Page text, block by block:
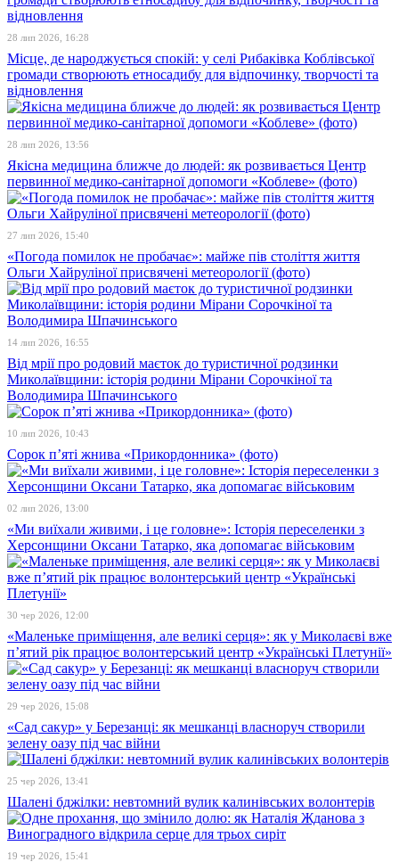
28 лип 2026, 16:28
Місце, де народжується спокій: у селі Рибаківка Коблівської
громади створюють етносадибу для відпочинку, творчості та
відновлення
28 лип 2026, 13:56
Якісна медицина ближче до людей: як розвивається Центр
первинної медико-санітарної допомоги «Коблеве» (фото)
27 лип 2026, 15:40
«Погода помилок не пробачає»: майже пів століття життя
Ольги Хайруліної присвячені метеорології (фото)
14 лип 2026, 16:55
Від мрії про родовий маєток до туристичної родзинки
Миколаївщини: історія родини Мірани Сорочкіної та
Володимира Шпачинського
10 лип 2026, 10:43
Сорок п’яті жнива «Прикордонника» (фото)
02 лип 2026, 13:00
«Ми виїхали живими, і це головне»: Історія переселенки з
Херсонщини Оксани Татарко, яка допомагає військовим
30 чер 2026, 12:00
«Маленьке приміщення, але великі серця»: як у Миколаєві вже
п’ятий рік працює волонтерський центр «Українські Плетунії»
29 чер 2026, 15:08
«Сад сакур» у Березанці: як мешканці власноруч створили
зелену оазу під час війни
25 чер 2026, 13:41
Шалені бджілки: невтомний вулик калинівських волонтерів
19 чер 2026, 15:41